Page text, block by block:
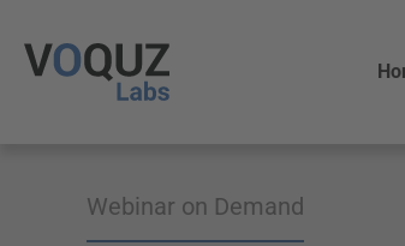
Webinar on Demand